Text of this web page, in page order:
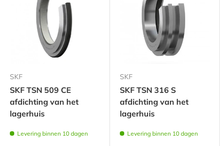
SKF
SKF TSN 509 CE
afdichting van het
lagerhuis
Levering binnen 10 dagen
SKF
SKF TSN 316 S
afdichting van het
lagerhuis
Levering binnen 10 dagen